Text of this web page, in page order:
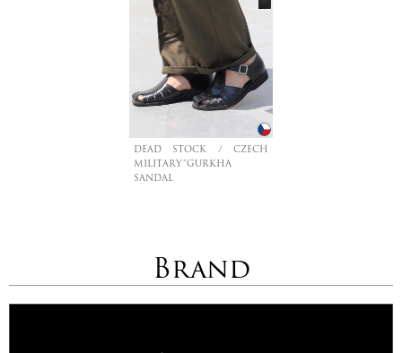
DEAD STOCK / CZECH
MILITARY”GURKHA
SANDAL
Brand